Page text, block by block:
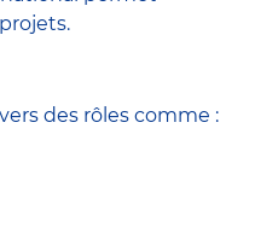
des rôles comme :